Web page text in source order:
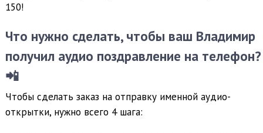
150!
Что нужно сделать, чтобы ваш Владимир
получил аудио поздравление на телефон?
📲
Чтобы сделать заказ на отправку именной аудио-
открытки, нужно всего 4 шага: